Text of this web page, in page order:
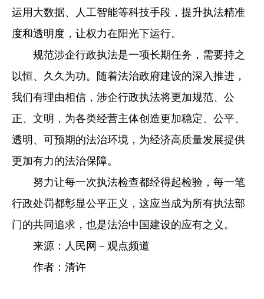
运用大数据、人工智能等科技手段，提升执法精准
度和透明度，让权力在阳光下运行。
规范涉企行政执法是一项长期任务，需要持之
以恒、久久为功。随着法治政府建设的深入推进，
我们有理由相信，涉企行政执法将更加规范、公
正、文明，为各类经营主体创造更加稳定、公平、
透明、可预期的法治环境，为经济高质量发展提供
更加有力的法治保障。
努力让每一次执法检查都经得起检验，每一笔
行政处罚都彰显公平正义，这应当成为所有执法部
门的共同追求，也是法治中国建设的应有之义。
来源：人民网－观点频道
作者：清许